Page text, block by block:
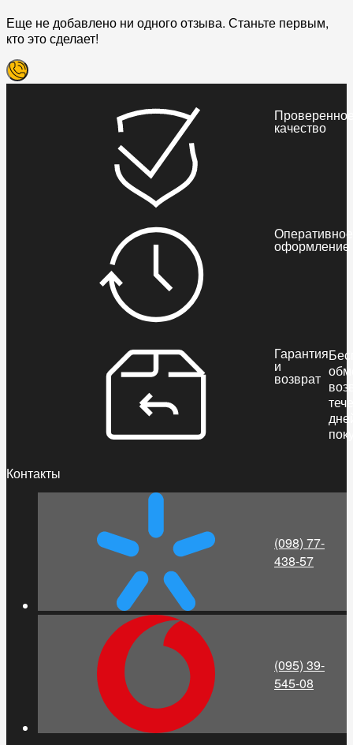
Еще не добавлено ни одного отзыва. Станьте первым,
кто это сделает!
качество
Оперативное
оформление
Гарантия
и
возврат
Контакты
(098) 77-
438-57
(095) 39-
545-08